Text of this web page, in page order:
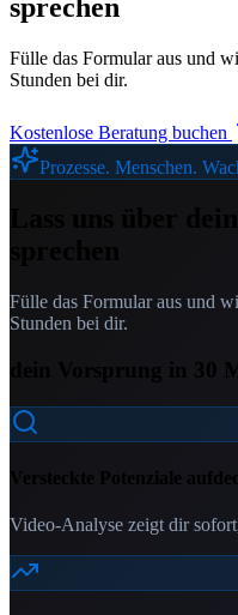
sprechen
Fülle das Formular aus und
Stunden bei dir.
Kostenlose Beratung buchen
Prozesse. Menschen.
Fülle das Formular aus und
Stunden bei dir.
dein Vorsprung in 30
Versteckte Potenziale
Video-Analyse zeigt dir